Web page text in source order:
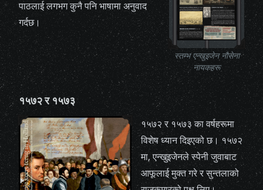
स्तम्भ एन्खुइजेन नौसेना
नायकहरू
पाठलाई लगभग कुनै पनि भाषामा अनुवाद
गर्दछ।
१५७२ र १५७३
१५७२ र १५७३ का वर्षहरूमा
विशेष ध्यान दिइएको छ। १५७२
मा, एन्खुइजेनले स्पेनी जुवाबाट
आफूलाई मुक्त गरे र सुन्तलाको